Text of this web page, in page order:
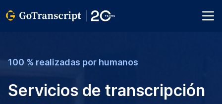
100 % realizadas por humanos
Servicios de transcripción